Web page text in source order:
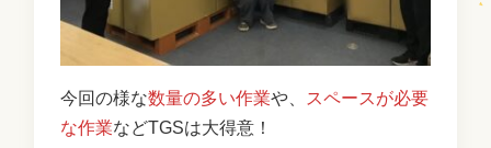
今回の様な数量の多い作業や、 スペースが必要
な作業などTGSは大得意！